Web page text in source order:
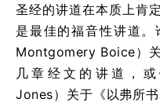
圣经的讲道在本质上肯
是最佳的福音性讲道
Montgomery Boice）
几章经文的讲道，
Jones）关于《以弗所